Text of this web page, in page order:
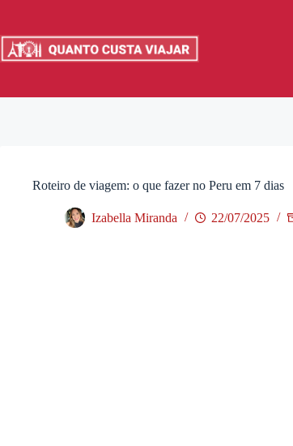
o
conteúdo
Roteiro de viagem: o que fazer no Peru em 7 dias
Izabella Miranda 22/07/2025